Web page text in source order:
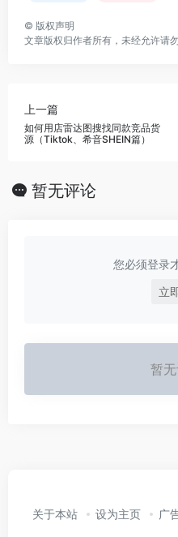
© 版权声明
文章版权归作者所有，未经允许请勿
上一篇
如何用店雷达图搜找同款竞品货
源（Tiktok、希音SHEIN篇）
暂无评论
您必须登录
立
暂
关于本站 设为主页 广